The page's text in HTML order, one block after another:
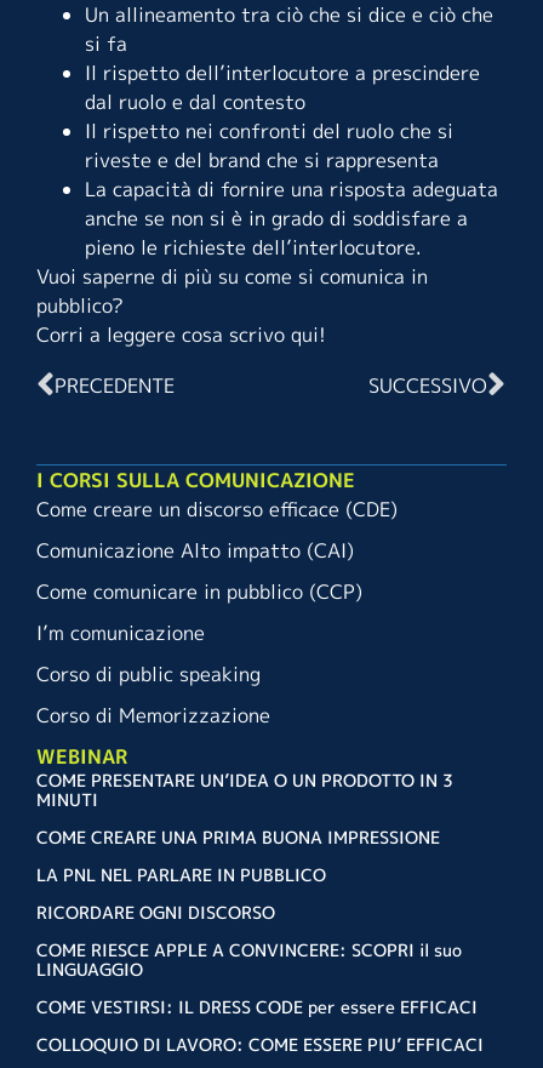
Un allineamento tra ciò che si dice e ciò che
si fa
Il rispetto dell’interlocutore a prescindere
dal ruolo e dal contesto
Il rispetto nei confronti del ruolo che si
riveste e del brand che si rappresenta
La capacità di fornire una risposta adeguata
anche se non si è in grado di soddisfare a
pieno le richieste dell’interlocutore.
Vuoi saperne di più su come si comunica in
pubblico?
Corri a leggere cosa scrivo qui!
PRECEDENTE
SUCCESSIVO
I CORSI SULLA COMUNICAZIONE
Come creare un discorso efficace (CDE)
Comunicazione Alto impatto (CAI)
Come comunicare in pubblico (CCP)
I’m comunicazione
Corso di public speaking
Corso di Memorizzazione
WEBINAR
COME PRESENTARE UN’IDEA O UN PRODOTTO IN 3
MINUTI
COME CREARE UNA PRIMA BUONA IMPRESSIONE
LA PNL NEL PARLARE IN PUBBLICO
RICORDARE OGNI DISCORSO
COME RIESCE APPLE A CONVINCERE: SCOPRI il suo
LINGUAGGIO
COME VESTIRSI: IL DRESS CODE per essere EFFICACI
COLLOQUIO DI LAVORO: COME ESSERE PIU’ EFFICACI